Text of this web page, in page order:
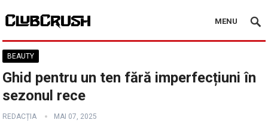
MENU
BEAUTY
Ghid pentru un ten fără imperfecțiuni în
sezonul rece
REDACȚIA MAI 07, 2025